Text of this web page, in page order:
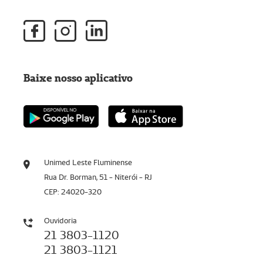
Unimed Leste Fluminense
Rua Dr. Borman, 51 - Niterói - RJ
CEP: 24020-320
Ouvidoria
21 3803-1120
21 3803-1121
Baixe nosso aplicativo